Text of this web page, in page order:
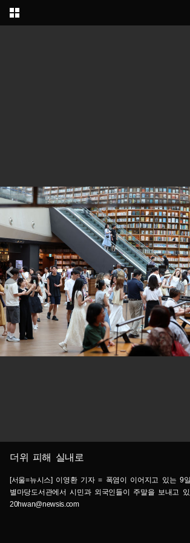
더위 피해 실내로
[서울=뉴시스] 이영환 기자 = 폭염이 이어지고 있는 9
별마당도서관에서 시민과 외국인들이 주말을 보내고
20hwan@newsis.com